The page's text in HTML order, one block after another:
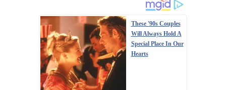
These '90s Couples
Will Always Hold A
Special Place In Our
Hearts